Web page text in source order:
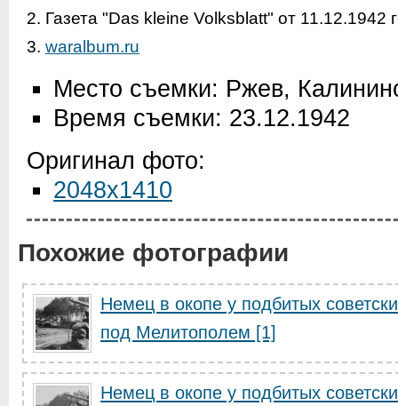
2. Газета "Das kleine Volksblatt" от 11.12.1942
3. waralbum.ru
Место съемки: Ржев,
Время съемки: 23.12.1942
Оригинал фото:
2048x1410
Похожие фотографии
Немец в окопе у подбитых
под Мелитополем [1]
Немец в окопе у подбитых